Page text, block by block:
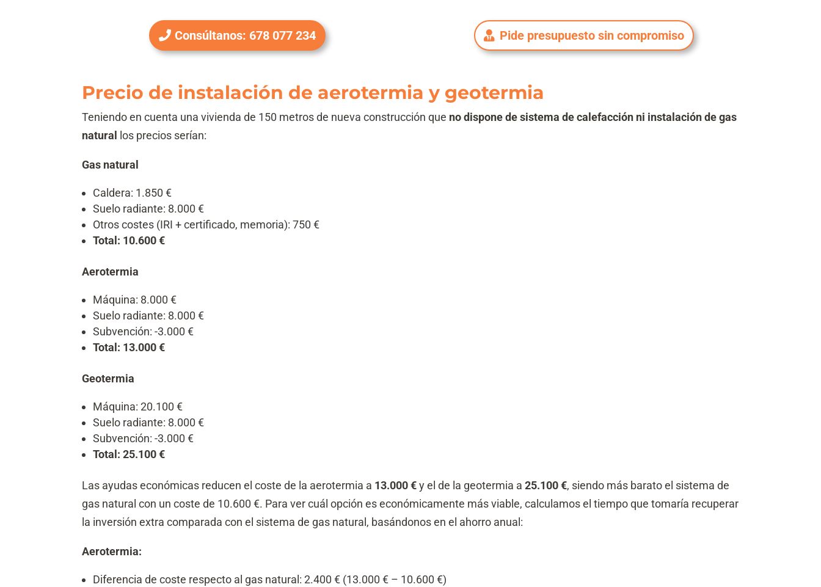
Consúltanos: 678 077 234 Pide presupuesto sin compromiso
Precio de instalación de aerotermia y geotermia
Teniendo en cuenta una vivienda de 150 metros de nueva construcción que no dispone de sistema de calefacción ni instalación de gas
natural
los precios serían:
Gas natural
Caldera: 1.850 €
Suelo radiante: 8.000 €
Otros costes (IRI + certificado, memoria): 750 €
Total: 10.600 €
Aerotermia
Máquina: 8.000 €
Suelo radiante: 8.000 €
Subvención: -3.000 €
Total: 13.000 €
Geotermia
Máquina: 20.100 €
Suelo radiante: 8.000 €
Subvención: -3.000 €
Total: 25.100 €
Las ayudas económicas reducen el coste de la aerotermia a 13.000 €y el de la geotermia a25.100 €, siendo más barato el sistema de
gas natural con un coste de 10.600 €. Para ver cuál opción es económicamente más viable, calculamos el tiempo que tomaría recuperar
la inversión extra comparada con el sistema de gas natural, basándonos en el ahorro anual:
Aerotermia:
Diferencia de coste respecto al gas natural: 2.400 € (13.000 € – 10.600 €)